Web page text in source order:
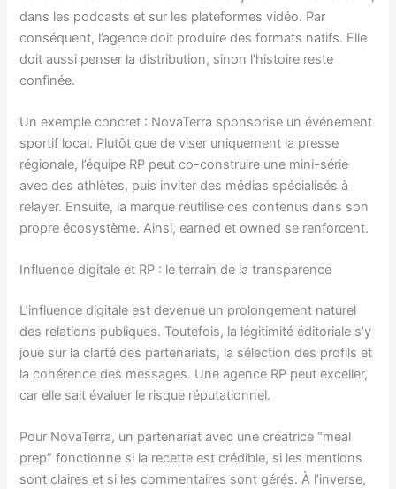
dans les podcasts et sur les plateformes vidéo. Par
conséquent, l’agence doit produire des formats natifs. Elle
doit aussi penser la distribution, sinon l’histoire reste
confinée.
Un exemple concret : NovaTerra sponsorise un événement
sportif local. Plutôt que de viser uniquement la presse
régionale, l’équipe RP peut co-construire une mini-série
avec des athlètes, puis inviter des médias spécialisés à
relayer. Ensuite, la marque réutilise ces contenus dans son
propre écosystème. Ainsi, earned et owned se renforcent.
Influence digitale et RP : le terrain de la transparence
L’influence digitale est devenue un prolongement naturel
des relations publiques. Toutefois, la légitimité éditoriale s’y
joue sur la clarté des partenariats, la sélection des profils et
la cohérence des messages. Une agence RP peut exceller,
car elle sait évaluer le risque réputationnel.
Pour NovaTerra, un partenariat avec une créatrice “meal
prep” fonctionne si la recette est crédible, si les mentions
sont claires et si les commentaires sont gérés. À l’inverse,